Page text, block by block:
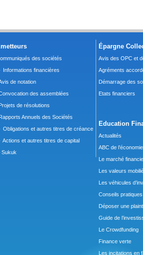
des sociétés
Informations financières
de notation
des assemblées
de résolutions
Annuels des Sociétés
Obligations et autres titres de créance
Actions et autres titres de capital
Épargne
Avis des OPC et
Agréments
Démarrage des
Etats financiers
Education
Actualités
ABC de l’économie
Le marché
Les valeurs
Les véhicules
Conseils pratiques
Déposer une
Guide de
Le Crowdfunding
Finance verte
Les incitations en